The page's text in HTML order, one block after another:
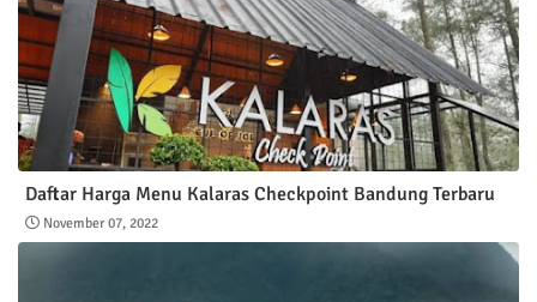
Daftar Harga Menu Kalaras Checkpoint Bandung Terbaru
November 07, 2022